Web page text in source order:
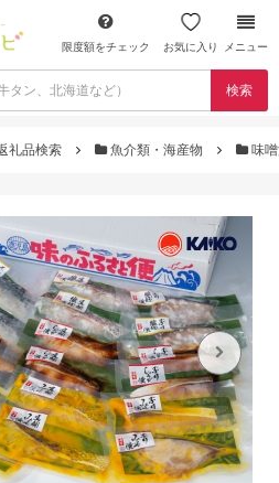
限度額をチェック お気に入り メニュー
検索
礼品検索 魚介類・海産物 味